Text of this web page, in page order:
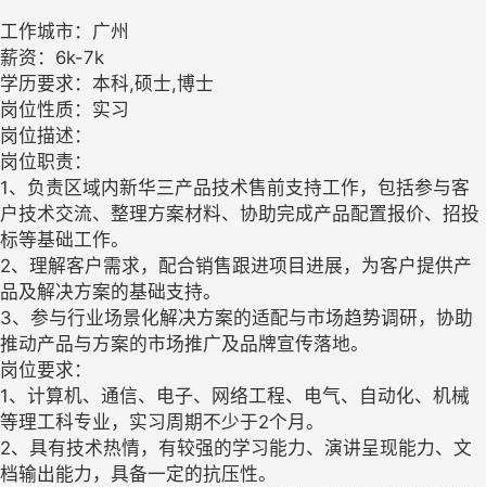
工作城市：广州
薪资：6k-7k
学历要求：本科,硕士,博士
岗位性质：实习
岗位描述：
岗位职责：
1、负责区域内新华三产品技术售前支持工作，包括参与客
户技术交流、整理方案材料、协助完成产品配置报价、招投
标等基础工作。
2、理解客户需求，配合销售跟进项目进展，为客户提供产
品及解决方案的基础支持。
3、参与行业场景化解决方案的适配与市场趋势调研，协助
推动产品与方案的市场推广及品牌宣传落地。
岗位要求：
1、计算机、通信、电子、网络工程、电气、自动化、机械
等理工科专业，实习周期不少于2个月。
2、具有技术热情，有较强的学习能力、演讲呈现能力、文
档输出能力，具备一定的抗压性。